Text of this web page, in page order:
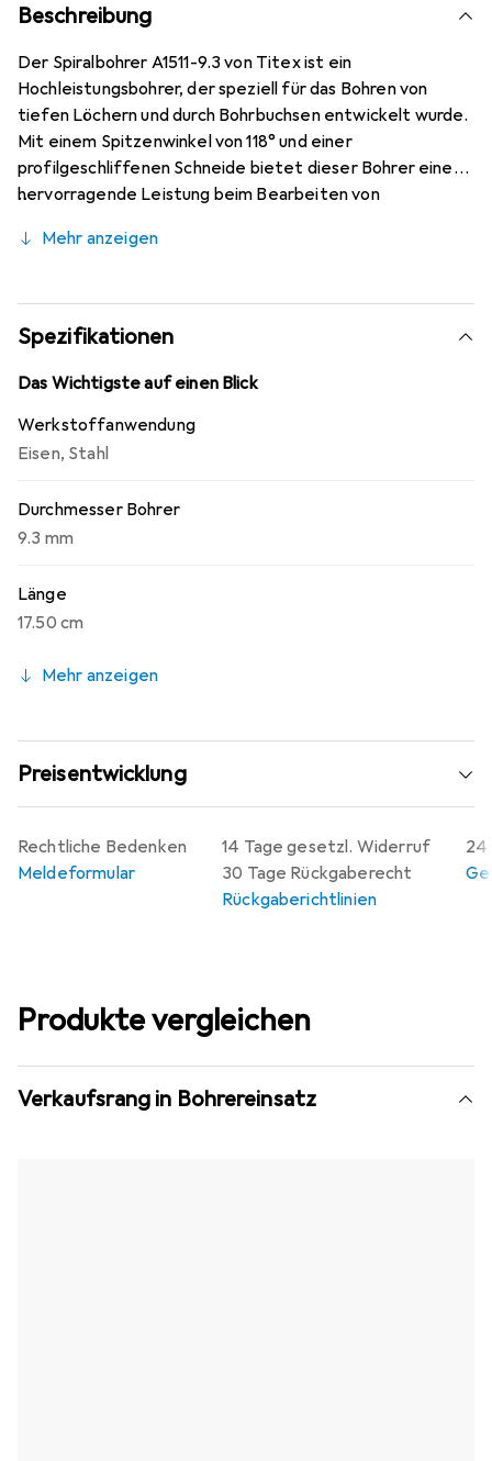
Beschreibung
Der Spiralbohrer A1511-9.3 von Titex ist ein
Hochleistungsbohrer, der speziell für das Bohren von
tiefen Löchern und durch Bohrbuchsen entwickelt wurde.
Mit einem Spitzenwinkel von 118° und einer
profilgeschliffenen Schneide bietet dieser Bohrer eine
hervorragende Leistung beim Bearbeiten von
unlegiertem Stahl, Grauguss, Sphäroguss, Temperguss
rechtsschneidende Ausführung ermöglichen eine
einfache Handhabung und eine präzise Bohrung. Der
Bohrer ist für universelle Anwendungen bis zu einer
Festigkeit von 1000 N/mm² geeignet und bietet eine
lang, was eine tiefere Bearbeitung ermöglicht, während
die Schaft-Toleranz von f11 für eine passgenaue
Mehr anzeigen
Spezifikationen
Das Wichtigste auf einen Blick
Werkstoffanwendung
Eisen, Stahl
Durchmesser Bohrer
9.3 mm
Länge
17.50 cm
Mehr anzeigen
Preisentwicklung
14 Tage gesetzl. Widerruf
30 Tage Rückgaberecht
Rückgaberichtlinien
24
Rechtliche Bedenken
Meldeformular
Produkte vergleichen
Verkaufsrang in Bohrereinsatz